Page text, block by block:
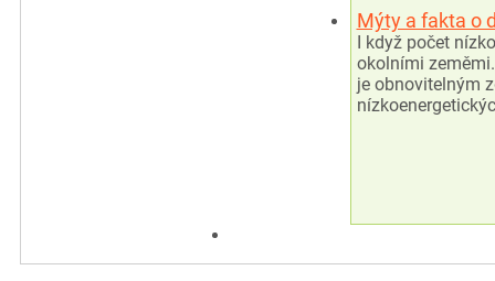
Mýty a fakta o
I když počet
okolními
je obnovitelným